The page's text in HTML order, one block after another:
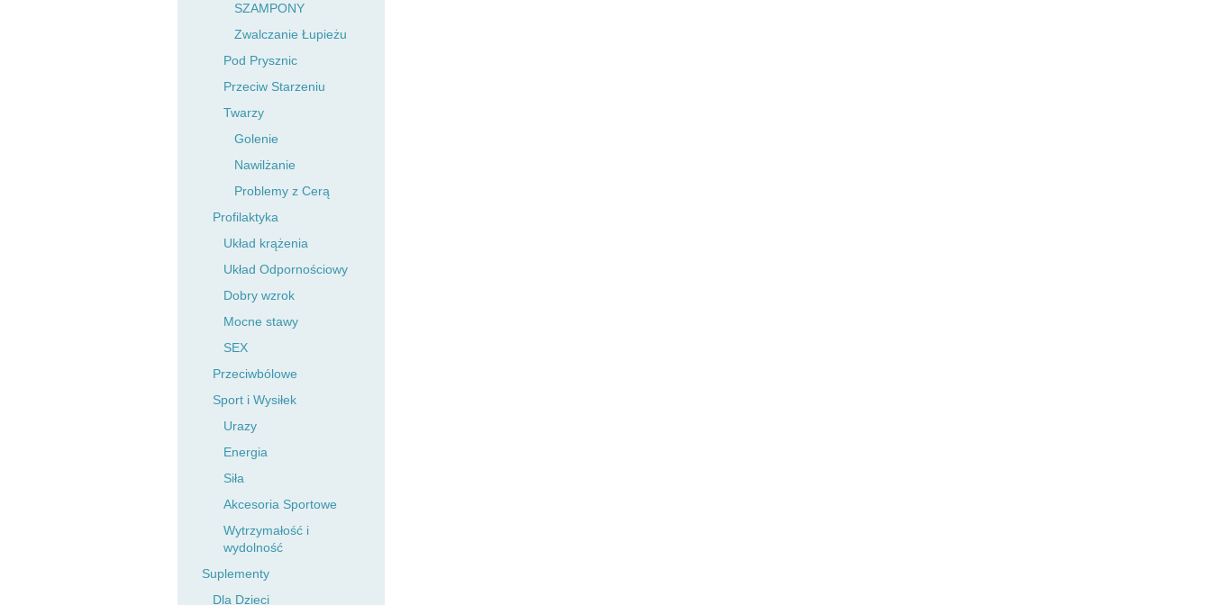
SZAMPONY
Zwalczanie Łupieżu
Pod Prysznic
Przeciw Starzeniu
Twarzy
Golenie
Nawilżanie
Problemy z Cerą
Profilaktyka
Układ krążenia
Układ Odpornościowy
Dobry wzrok
Mocne stawy
SEX
Przeciwbólowe
Sport i Wysiłek
Urazy
Energia
Siła
Akcesoria Sportowe
Wytrzymałość i
wydolność
Suplementy
Dla Dzieci